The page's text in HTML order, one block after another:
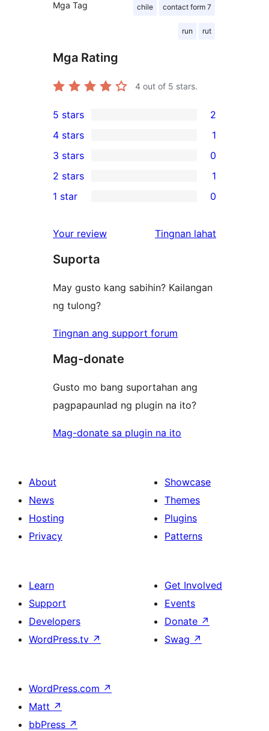
Mga Tag chile contact form 7
run rut
Mga Rating
4 out of 5 stars.
2
5-
star
reviews
5 stars 2
4-
star
review
4 stars 1
0
3-
star
3 stars 0
2-
review
2 stars 1
star
reviews
1 star 0
Your review Tingnan lahat
Suporta
May gusto kang sabihin? Kailangan
ng tulong?
Tingnan ang support forum
Mag-donate
Gusto mo bang suportahan ang
pagpapaunlad ng plugin na ito?
Mag-donate sa plugin na ito
About
News
Hosting
Privacy
Showcase
Themes
Plugins
Patterns
Learn
Support
Developers
WordPress.tv ↗
Get Involved
Events
Donate ↗
Swag ↗
WordPress.com ↗
Matt ↗
bbPress ↗